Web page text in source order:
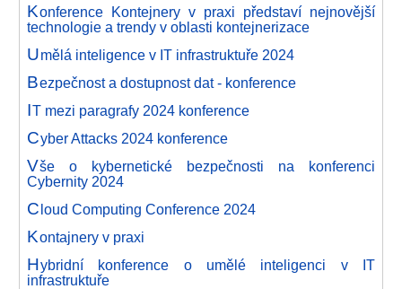
Konference Kontejnery v praxi představí nejnovější
technologie a trendy v oblasti kontejnerizace
Umělá inteligence v IT infrastruktuře 2024
Bezpečnost a dostupnost dat - konference
IT mezi paragrafy 2024 konference
Cyber Attacks 2024 konference
Vše o kybernetické bezpečnosti na konferenci
Cybernity 2024
Cloud Computing Conference 2024
Kontajnery v praxi
Hybridní konference o umělé inteligenci v IT
infrastruktuře